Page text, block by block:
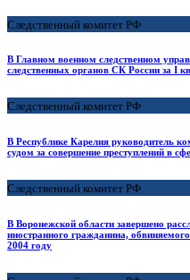
Следственный комитет РФ
В Главном военном следственном
следственных органов СК России за I
Следственный комитет РФ
В Республике Карелия руководитель
судом за совершение преступлений в
Следственный комитет РФ
В Воронежской области завершено
иностранного гражданина,
2004 году